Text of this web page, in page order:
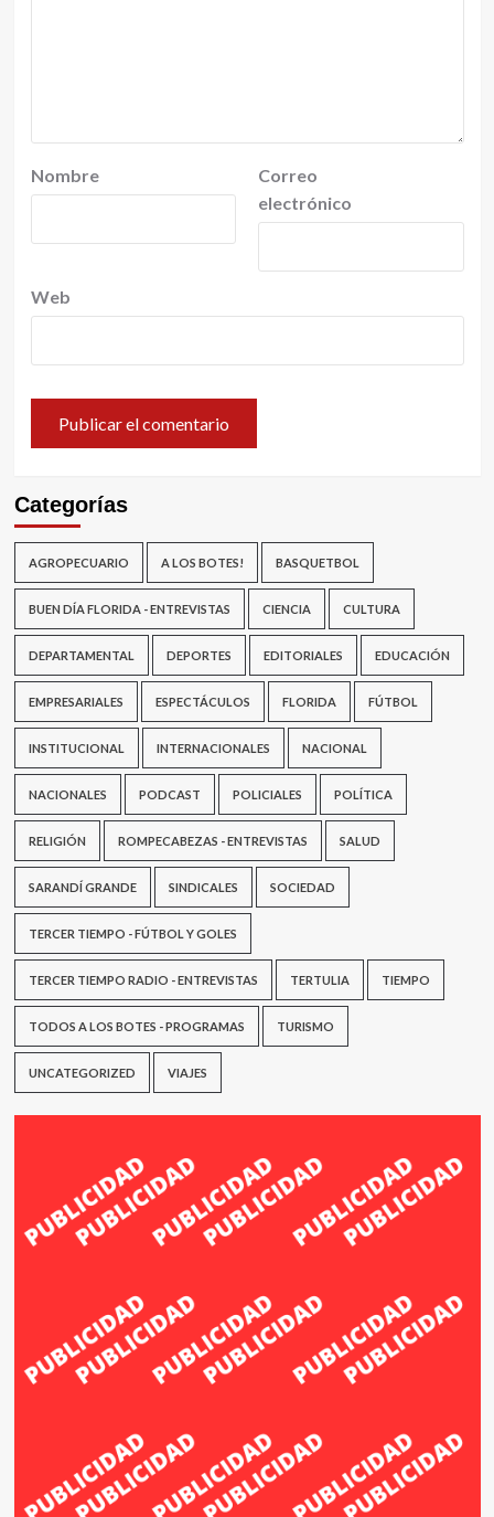
Nombre
Correo
electrónico
Web
Categorías
AGROPECUARIO A LOS BOTES! BASQUETBOL
BUEN DÍA FLORIDA - ENTREVISTAS CIENCIA CULTURA
DEPARTAMENTAL DEPORTES EDITORIALES EDUCACIÓN
EMPRESARIALES ESPECTÁCULOS FLORIDA FÚTBOL
INSTITUCIONAL INTERNACIONALES NACIONAL
NACIONALES PODCAST POLICIALES POLÍTICA
RELIGIÓN ROMPECABEZAS - ENTREVISTAS SALUD
SARANDÍ GRANDE SINDICALES SOCIEDAD
TERCER TIEMPO - FÚTBOL Y GOLES
TERCER TIEMPO RADIO - ENTREVISTAS TERTULIA TIEMPO
TODOS A LOS BOTES - PROGRAMAS TURISMO
UNCATEGORIZED VIAJES